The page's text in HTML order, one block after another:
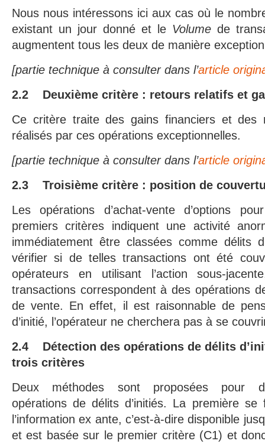
Nous nous intéressons ici aux cas où le
existant un jour donné et le Volume de
augmentent tous les deux de manière
[partie technique à consulter dans l’article
2.2 Deuxième critère : retours relatifs et
Ce critère traite des gains financiers et des
réalisés par ces opérations exceptionnelles.
[partie technique à consulter dans l’article
2.3 Troisième critère : position de
Les opérations d’achat-vente d’options
premiers critères indiquent une activité
immédiatement être classées comme délits
vérifier si de telles transactions ont été
opérateurs en utilisant l’action sous-
transactions correspondent à des opérations
de vente. En effet, il est raisonnable de
d’initié, l’opérateur ne cherchera pas à se
2.4 Détection des opérations de délits
trois critères
Deux méthodes sont proposées pour
opérations de délits d’initiés. La première se
l’information ex ante, c’est-à-dire disponible
et est basée sur le premier critère (C1) et